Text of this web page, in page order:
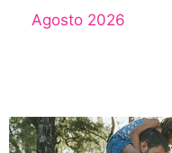
Agosto 2026